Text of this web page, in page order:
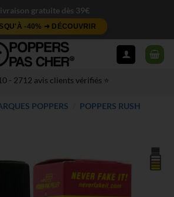
gratuite dès 39€
-40% ➜ DÉCOUVRIR
- 2712 avis clients vérifiés ⭐
POPPERS POPPERS RUSH